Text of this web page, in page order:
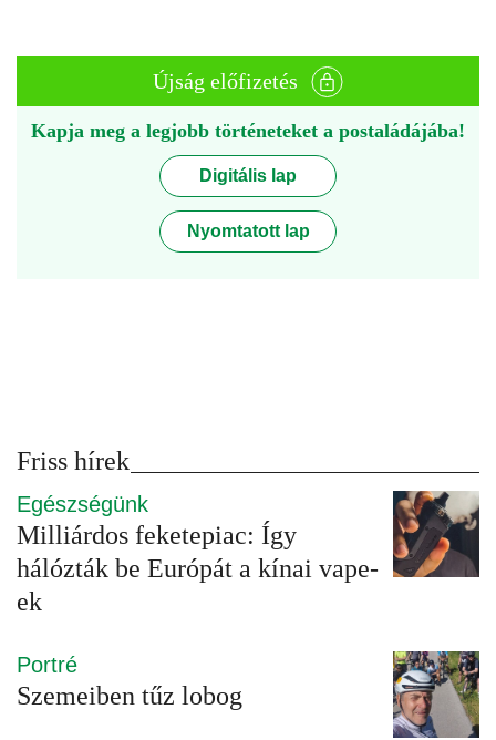
Újság előfizetés
Kapja meg a legjobb történeteket a postaládájába!
Digitális lap
Nyomtatott lap
Friss hírek
Egészségünk
Milliárdos feketepiac: Így
hálózták be Európát a kínai vape-
ek
Portré
Szemeiben tűz lobog